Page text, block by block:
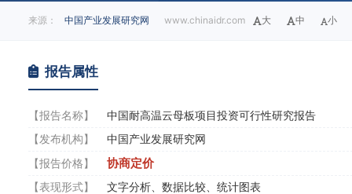
来源： 中国产业发展研究网 www.chinaidr.com 大 中 小
报告属性
【报告名称】
中国耐高温云母板项目投资可行性研究报告
【发布机构】
中国产业发展研究网
【报告价格】
协商定价
【表现形式】
文字分析、数据比较、统计图表